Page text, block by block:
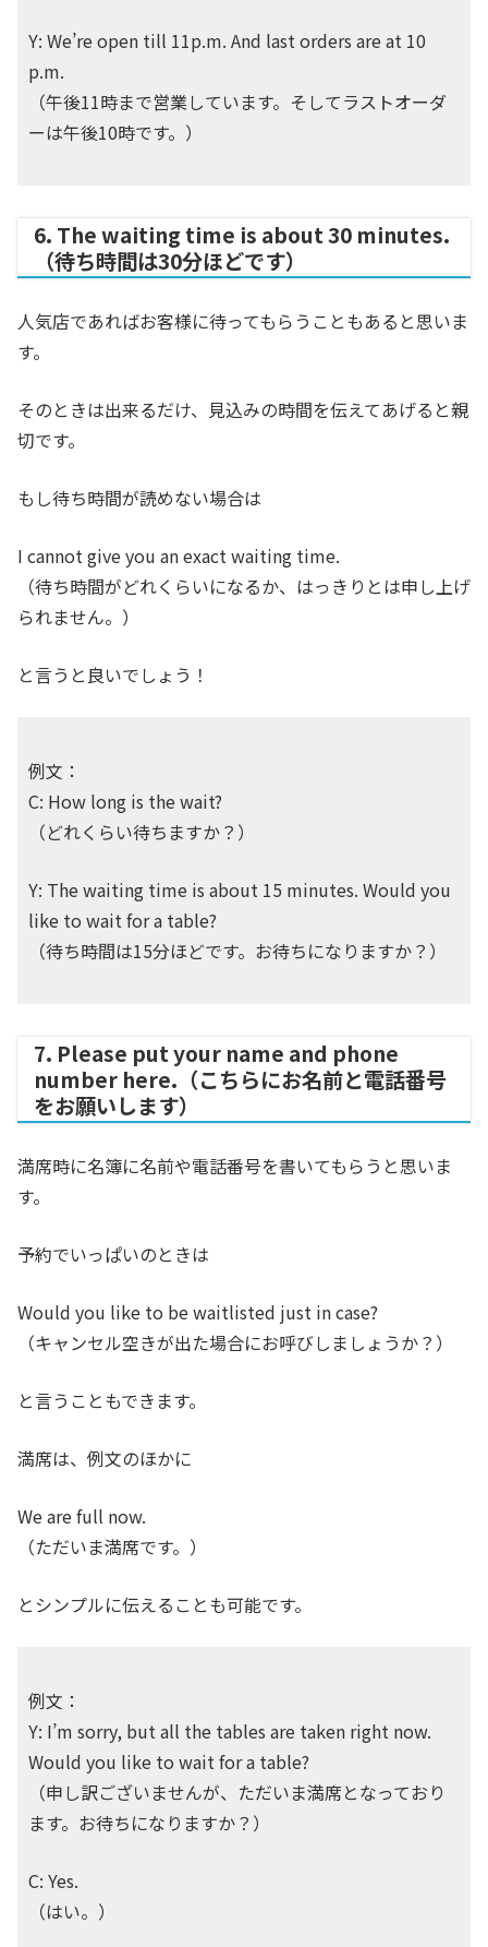
Y: We’re open till 11p.m. And last orders are at 10
p.m.
（午後11時まで営業しています。そしてラストオーダ
ーは午後10時です。）
6. The waiting time is about 30 minutes.
（待ち時間は30分ほどです）
人気店であればお客様に待ってもらうこともあると思いま
す。
そのときは出来るだけ、見込みの時間を伝えてあげると親
切です。
もし待ち時間が読めない場合は
I cannot give you an exact waiting time.
（待ち時間がどれくらいになるか、はっきりとは申し上げ
られません。）
と言うと良いでしょう！
例文：
C: How long is the wait?
（どれくらい待ちますか？）
Y: The waiting time is about 15 minutes. Would you
like to wait for a table?
（待ち時間は15分ほどです。お待ちになりますか？）
7. Please put your name and phone
number here.（こちらにお名前と電話番号
をお願いします）
満席時に名簿に名前や電話番号を書いてもらうと思いま
す。
予約でいっぱいのときは
Would you like to be waitlisted just in case?
（キャンセル空きが出た場合にお呼びしましょうか？）
と言うこともできます。
満席は、例文のほかに
We are full now.
（ただいま満席です。）
とシンプルに伝えることも可能です。
例文：
Y: I’m sorry, but all the tables are taken right now.
Would you like to wait for a table?
（申し訳ございませんが、ただいま満席となっており
ます。お待ちになりますか？）
C: Yes.
（はい。）